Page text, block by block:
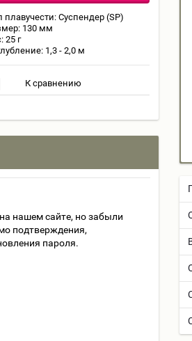
плавучести: Суспендер (SP)
130 мм
25 г
1,3 - 2,0 м
К сравнению
нашем сайте, но забыли
подтверждения,
пароля.